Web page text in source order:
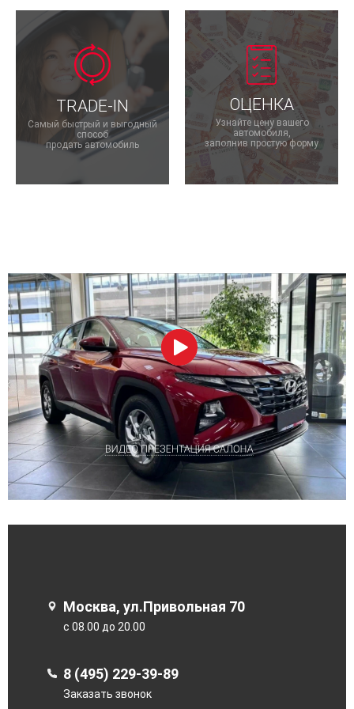
TRADE-IN
Самый быстрый и выгодный
способ
продать автомобиль
ОЦЕНКА
Узнайте цену вашего
автомобиля,
заполнив простую форму
Москва, ул.Привольная 70
с 08.00 до 20.00
8 (495) 229-39-89
Заказать звонок